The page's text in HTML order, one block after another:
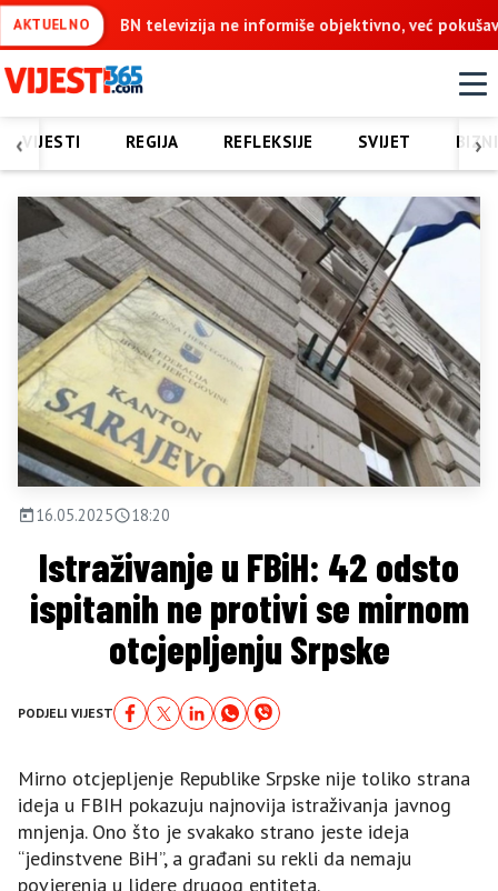
AKTUELNOobjektivno, već pokušava da ospori vodovod na
‹ ›
VIJESTI REGIJA REFLEKSIJE SVIJET
16.05.2025 18:20
Istraživanje u FBiH: 42 odsto
ispitanih ne protivi se mirnom
otcjepljenju Srpske
PODJELI VIJEST
Mirno otcjepljenje Republike Srpske nije toliko strana
ideja u FBIH pokazuju najnovija istraživanja javnog
mnjenja. Ono što je svakako strano jeste ideja
“jedinstvene BiH”, a građani su rekli da nemaju
povjerenja u lidere drugog entiteta.